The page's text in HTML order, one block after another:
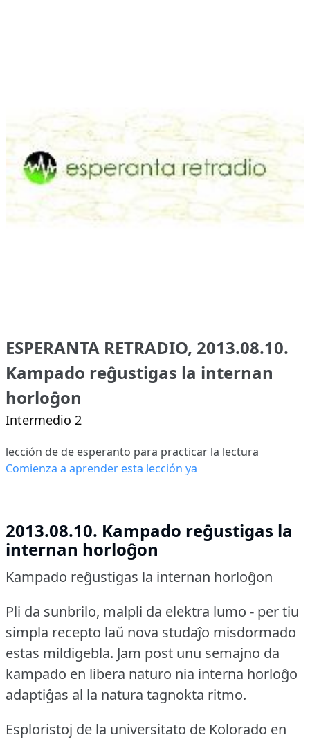
ESPERANTA RETRADIO, 2013.08.10.
Kampado reĝustigas la internan
horloĝon
Intermedio 2
lección de de esperanto para practicar la lectura
Comienza a aprender esta lección ya
2013.08.10. Kampado reĝustigas la
internan horloĝon
Kampado reĝustigas la internan horloĝon
Pli da sunbrilo, malpli da elektra lumo - per tiu
simpla recepto laŭ nova studaĵo misdormado
estas mildigebla. Jam post unu semajno da
kampado en libera naturo nia interna horloĝo
adaptiĝas al la natura tagnokta ritmo.
Esploristoj de la universitato de Kolorado en